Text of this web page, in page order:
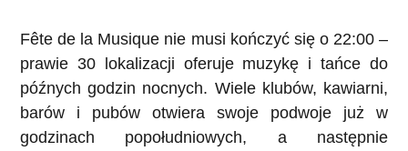
Fête de la Musique nie musi kończyć się o 22:00 –
prawie 30 lokalizacji oferuje muzykę i tańce do
późnych godzin nocnych. Wiele klubów, kawiarni,
barów i pubów otwiera swoje podwoje już w
godzinach popołudniowych, a następnie